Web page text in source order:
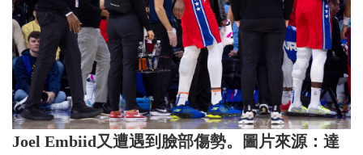
Joel Embiid又遭遇到臉部傷勢。圖片來源：達